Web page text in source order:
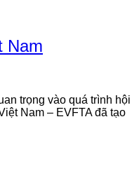
Nam
trọng vào quá trình
Nam – EVFTA đã tạo